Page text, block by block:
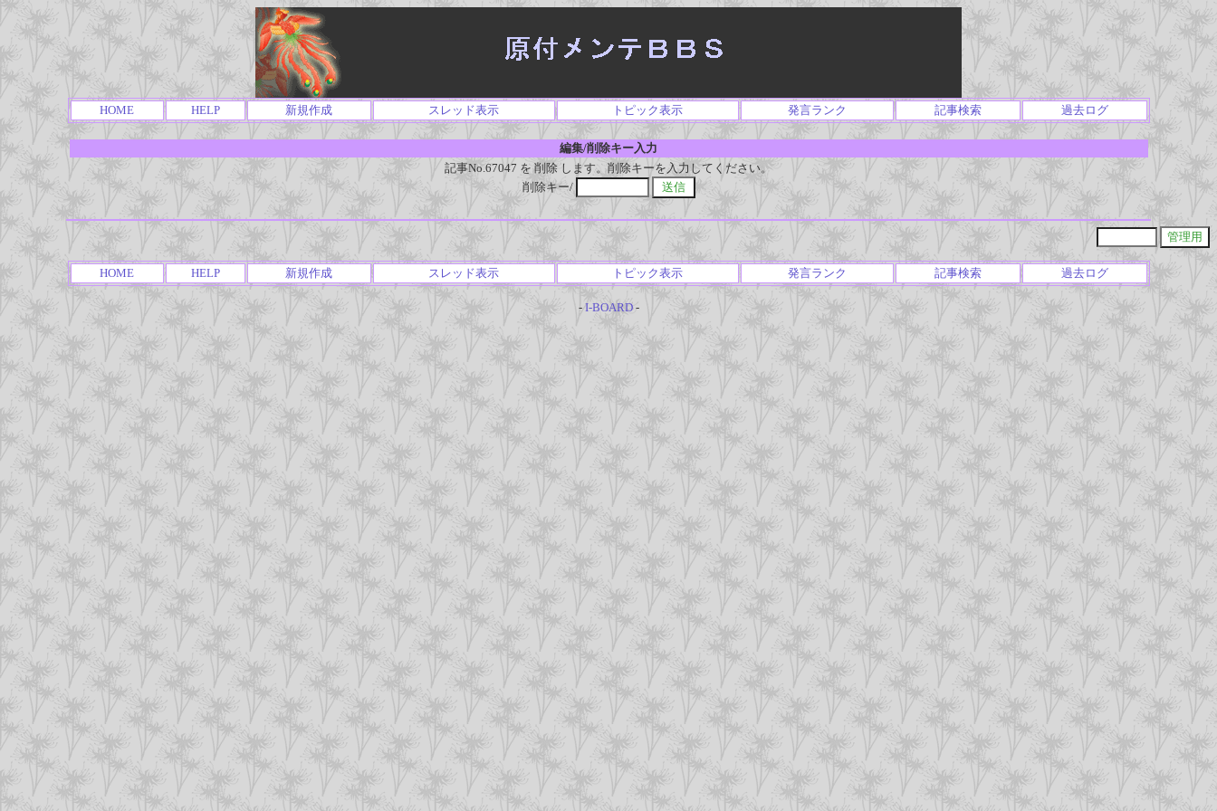
HOME HELP 新規作成 スレッド表示 トピック表示 発言ランク 記事検索 過去ログ
編集/削除キー入力
記事No.67047 を 削除 します。削除キーを入力してください。
削除キー/
HOME HELP 新規作成 スレッド表示 トピック表示 発言ランク 記事検索 過去ログ
- I-BOARD-